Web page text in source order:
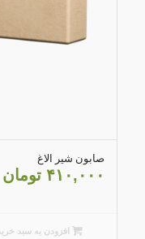
صابون شیر الاغ
۴۱۰,۰۰۰ تومان
افزودن به سبد